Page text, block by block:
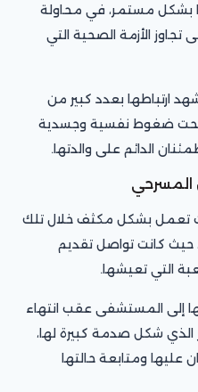
بشكل مستمر، في محاولة
الأزمة الصحية التي
ارتباطها بعدد كبير من
تحت ضغوط نفسية وجسدية
الدائم على والدتها.
المسرحي
تعمل بشكل مكثف خلال تلك
حيث كانت تواصل تقديم
التي تعيشها.
إلى المستشفى عقب انتهاء
الذي شكل صدمة كبيرة لها،
عليها ومتابعة حالتها